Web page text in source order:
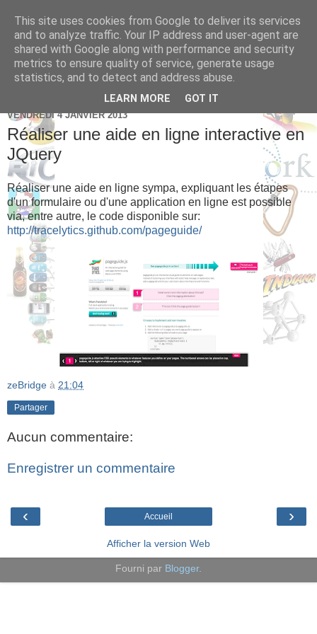
Brice Cornet: serial
entrepreneur hédoniste
VENDREDI 4 JANVIER 2013
Réaliser une aide en ligne interactive en
JQuery
Réaliser une aide en ligne sympa, expliquant les étapes
d'un formulaire ou d'une application en ligne est possible
via, entre autre, le code disponible sur:
http://tracelytics.github.com/pageguide/
zeBridge à 21:04
Partager
Aucun commentaire:
Enregistrer un commentaire
‹ ›
Accueil
Afficher la version Web
Fourni par Blogger.
This site uses cookies from Google to deliver its services
and to analyze traffic. Your IP address and user-agent are
shared with Google along with performance and security
metrics to ensure quality of service, generate usage
statistics, and to detect and address abuse.
LEARN MORE GOT IT